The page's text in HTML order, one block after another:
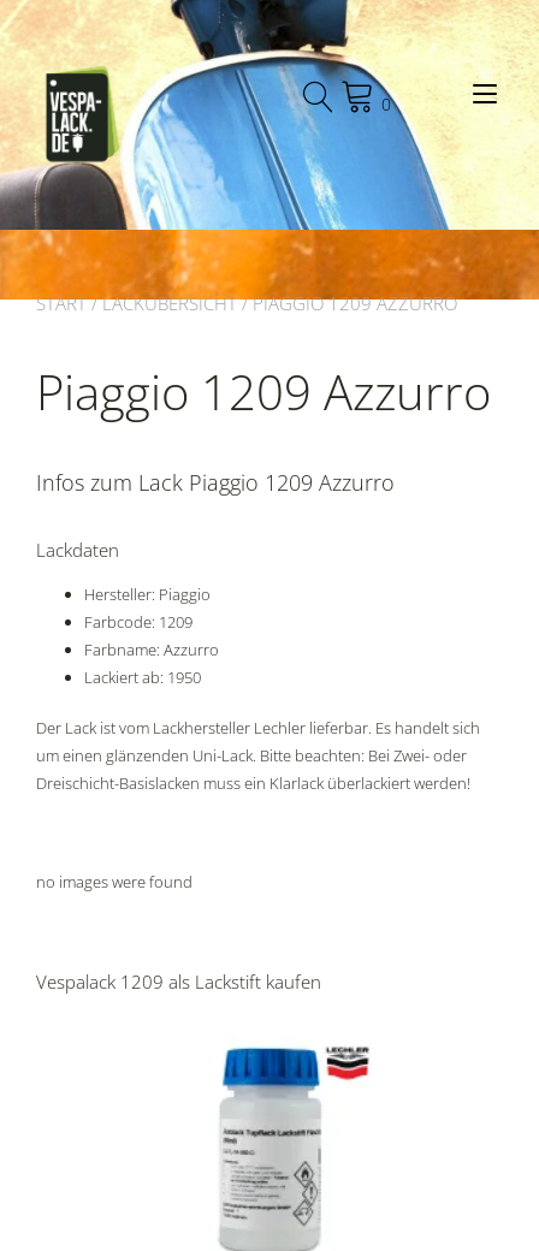
Zum
Inhalt
springen
0
START/LACKÜBERSICHT/ PIAGGIO 1209 AZZURRO
Piaggio 1209 Azzurro
Infos zum Lack Piaggio 1209 Azzurro
Lackdaten
Hersteller: Piaggio
Farbcode: 1209
Farbname: Azzurro
Lackiert ab: 1950
Der Lack ist vom Lackhersteller Lechler lieferbar. Es handelt sich
um einen glänzenden Uni-Lack. Bitte beachten: Bei Zwei- oder
Dreischicht-Basislacken muss ein Klarlack überlackiert werden!
no images were found
Vespalack 1209 als Lackstift kaufen